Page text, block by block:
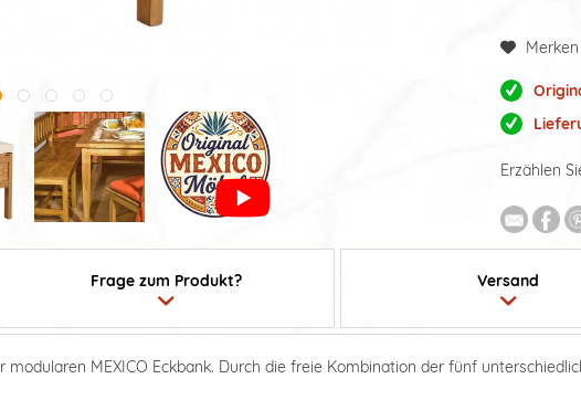
Merken
Erzählen
Frage zum Produkt? Versand
modularen MEXICO Eckbank. Durch die freie Kombination der fünf